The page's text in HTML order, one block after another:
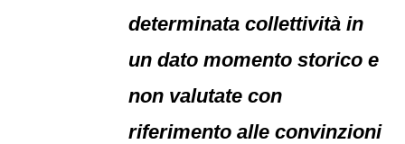
determinata collettività in
un dato momento storico e
non valutate con
riferimento alle convinzioni